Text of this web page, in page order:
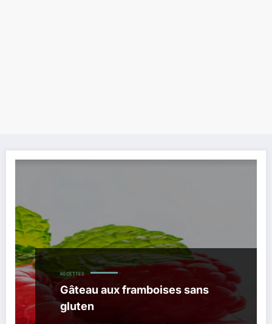
RECETTES
Gâteau aux framboises sans
gluten